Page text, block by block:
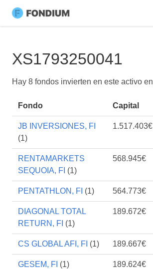
XS1793250041
Hay 8 fondos invierten en este activo en
Fondo Capital
JB INVERSIONES, FI
(1)
1.517.403€
RENTAMARKETS
SEQUOIA, FI (1)
568.945€
PENTATHLON, FI (1) 564.773€
DIAGONAL TOTAL
RETURN, FI (1)
189.672€
CS GLOBAL AFI, FI (1) 189.667€
GESEM, FI (1) 189.624€